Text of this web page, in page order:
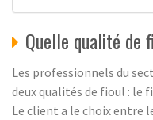
Quelle qualité de
Les professionnels du
deux qualités de fioul : le
Le client a le choix entre